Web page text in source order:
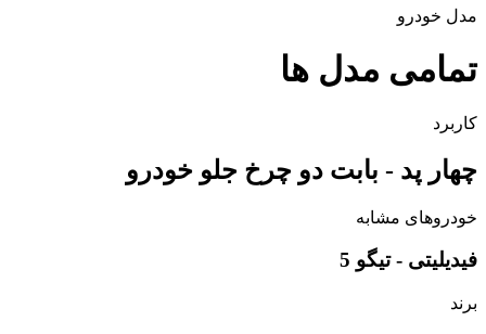
مدل خودرو
تمامی مدل ها
کاربرد
چهار پد - بابت دو چرخ جلو خودرو
خودروهای مشابه
فیدیلیتی - تیگو 5
برند